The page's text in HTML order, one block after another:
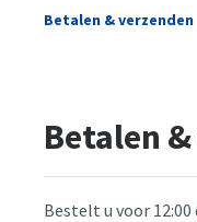
Betalen & verzenden
Betalen
Bestelt u voor